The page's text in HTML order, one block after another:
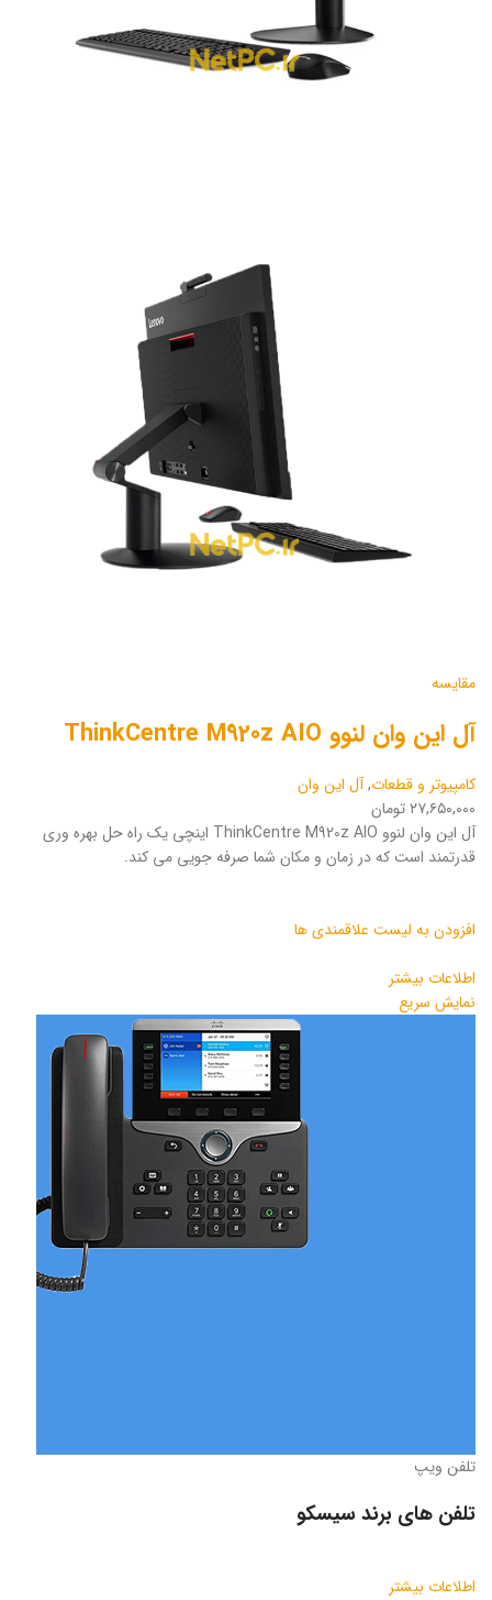
مقایسه
آل این وان لنوو ThinkCentre M920z AIO
کامپیوتر و قطعات,آل این وان
۲۷,۶۵۰,۰۰۰ تومان
آل این وان لنوو ThinkCentre M920z AIO اینچی یک راه حل بهره وری
قدرتمند است که در زمان و مکان شما صرفه جویی می کند.
افزودن به لیست علاقمندی ها
اطلاعات بیشتر
نمایش سریع
تلفن ویپ
تلفن های برند سیسکو
اطلاعات بیشتر